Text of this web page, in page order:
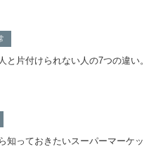
と片付けられない人の7つの違い。
知っておきたいスーパーマーケッ